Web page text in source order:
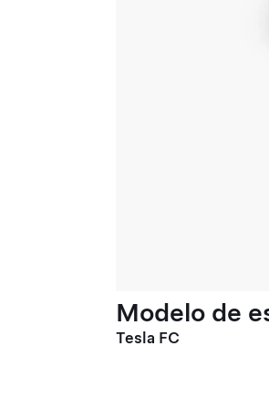
Modelo de
Tesla FC